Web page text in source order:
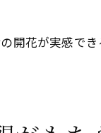
開花が実感で